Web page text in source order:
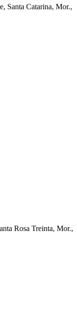
Santa Catarina, Mor.,
Rosa Treinta, Mor.,